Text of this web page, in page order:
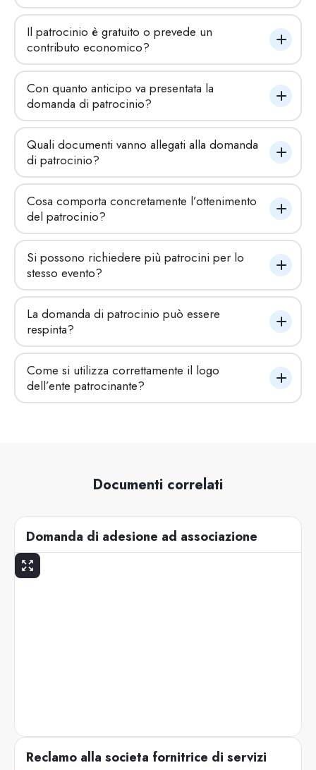
Il patrocinio è gratuito o prevede un
contributo economico?
Con quanto anticipo va presentata la
domanda di patrocinio?
Quali documenti vanno allegati alla domanda
di patrocinio?
Cosa comporta concretamente l’ottenimento
del patrocinio?
Si possono richiedere più patrocini per lo
stesso evento?
La domanda di patrocinio può essere
respinta?
Come si utilizza correttamente il logo
dell’ente patrocinante?
Documenti correlati
Domanda di adesione ad associazione
Reclamo alla societa fornitrice di servizi